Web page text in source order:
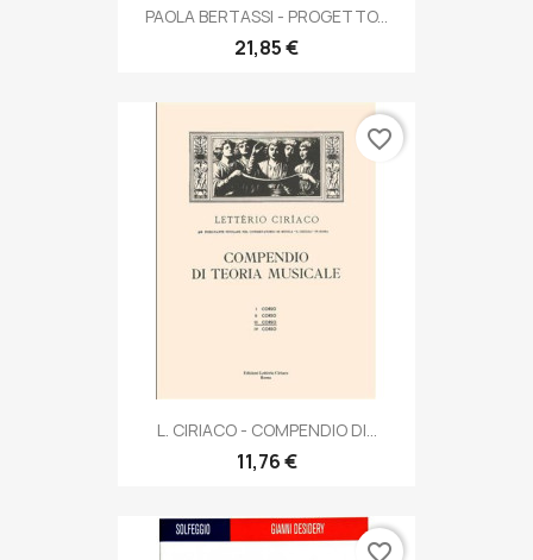
PAOLA BERTASSI - PROGETTO...
21,85 €
L. CIRIACO - COMPENDIO DI...
11,76 €
favorite_border
favorite_border